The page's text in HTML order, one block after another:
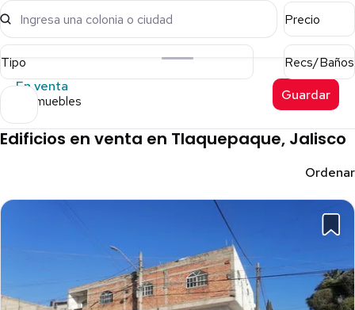
Ingresa una colonia o ciudad Precio
Tipo
Recs/Baños
En venta
4 inmuebles Guardar
Edificios en venta en Tlaquepaque, Jalisco
Ordenar